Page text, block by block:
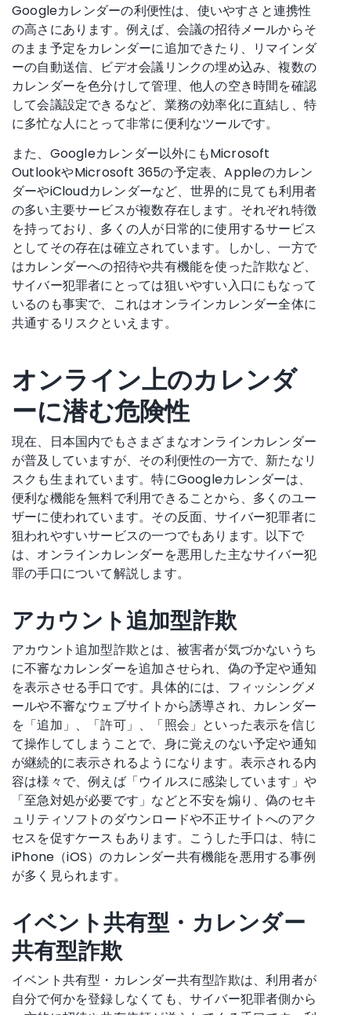
Googleカレンダーの利便性は、使いやすさと連携性
の高さにあります。例えば、会議の招待メールからそ
のまま予定をカレンダーに追加できたり、リマインダ
ーの自動送信、ビデオ会議リンクの埋め込み、複数の
カレンダーを色分けして管理、他人の空き時間を確認
して会議設定できるなど、業務の効率化に直結し、特
に多忙な人にとって非常に便利なツールです。
また、Googleカレンダー以外にもMicrosoft
OutlookやMicrosoft 365の予定表、Appleのカレン
ダーやiCloudカレンダーなど、世界的に見ても利用者
の多い主要サービスが複数存在します。それぞれ特徴
を持っており、多くの人が日常的に使用するサービス
としてその存在は確立されています。しかし、一方で
はカレンダーへの招待や共有機能を使った詐欺など、
サイバー犯罪者にとっては狙いやすい入口にもなって
いるのも事実で、これはオンラインカレンダー全体に
共通するリスクといえます。
オンライン上のカレンダ
ーに潜む危険性
現在、日本国内でもさまざまなオンラインカレンダー
が普及していますが、その利便性の一方で、新たなリ
スクも生まれています。特にGoogleカレンダーは、
便利な機能を無料で利用できることから、多くのユー
ザーに使われています。その反面、サイバー犯罪者に
狙われやすいサービスの一つでもあります。以下で
は、オンラインカレンダーを悪用した主なサイバー犯
罪の手口について解説します。
アカウント追加型詐欺
アカウント追加型詐欺とは、被害者が気づかないうち
に不審なカレンダーを追加させられ、偽の予定や通知
を表示させる手口です。具体的には、フィッシングメ
ールや不審なウェブサイトから誘導され、カレンダー
を「追加」、「許可」、「照会」といった表示を信じ
て操作してしまうことで、身に覚えのない予定や通知
が継続的に表示されるようになります。表示される内
容は様々で、例えば「ウイルスに感染しています」や
「至急対処が必要です」などと不安を煽り、偽のセキ
ュリティソフトのダウンロードや不正サイトへのアク
セスを促すケースもあります。こうした手口は、特に
iPhone（iOS）のカレンダー共有機能を悪用する事例
が多く見られます。
イベント共有型・カレンダー
共有型詐欺
イベント共有型・カレンダー共有型詐欺は、利用者が
自分で何かを登録しなくても、サイバー犯罪者側から